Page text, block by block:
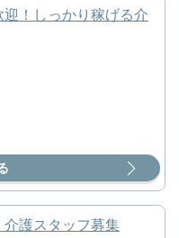
！しっかり稼げる介
護スタッフ募集